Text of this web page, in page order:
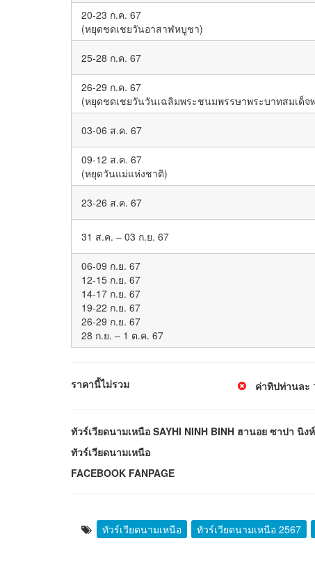
20-23 ก.ค. 67
(หยุดชดเชยวันอาสาฬหบูชา)
25-28 ก.ค. 67
26-29 ก.ค. 67
(หยุดชดเชยวันวันเฉลิมพระชนมพรรษาพระบาทสมเด็จ
03-06 ส.ค. 67
09-12 ส.ค. 67
(หยุดวันแม่แห่งชาติ)
23-26 ส.ค. 67
31 ส.ค. – 03 ก.ย. 67
06-09 ก.ย. 67
12-15 ก.ย. 67
14-17 ก.ย. 67
19-22 ก.ย. 67
26-29 ก.ย. 67
28 ก.ย. – 1 ต.ค. 67
ราคานี้ไม่รวม ค่าทิปท่านละ
ทัวร์เวียดนามเหนือ SAYHI NINH BINH ฮานอย ซาปา นิ
ทัวร์เวียดนามเหนือ
FACEBOOK FANPAGE
ทัวร์เวียดนามเหนือ ทัวร์เวียดนามเหนือ 2567